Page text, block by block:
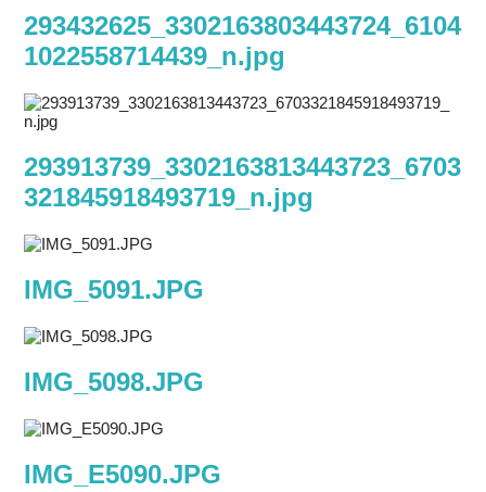
293432625_3302163803443724_6104
1022558714439_n.jpg
293913739_3302163813443723_6703
321845918493719_n.jpg
IMG_5091.JPG
IMG_5098.JPG
IMG_E5090.JPG